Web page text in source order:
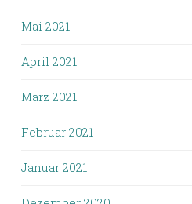
Mai 2021
April 2021
März 2021
Februar 2021
Januar 2021